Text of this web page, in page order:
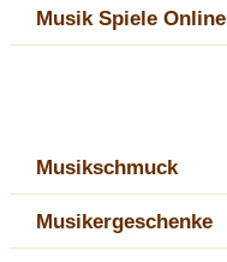
Musik Spiele Online
Musikschmuck
Musikergeschenke